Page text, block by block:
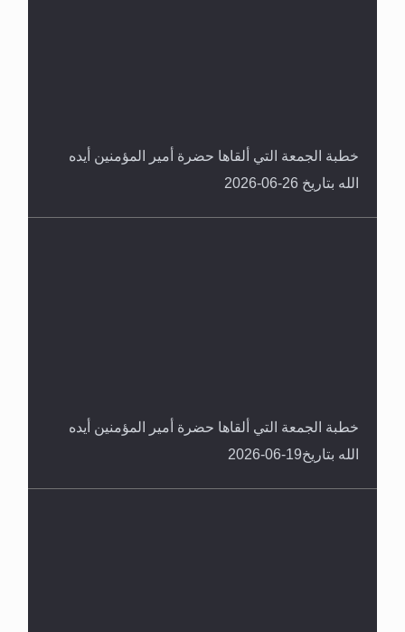
خطبة الجمعة التي ألقاها حضرة أمير المؤمنين أيده
الله بتاريخ 26-06-2026
خطبة الجمعة التي ألقاها حضرة أمير المؤمنين أيده
الله بتاريخ19-06-2026